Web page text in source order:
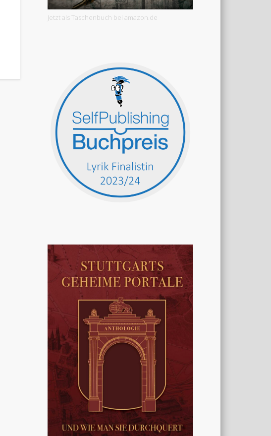
Jetzt als Taschenbuch bei amazon.de